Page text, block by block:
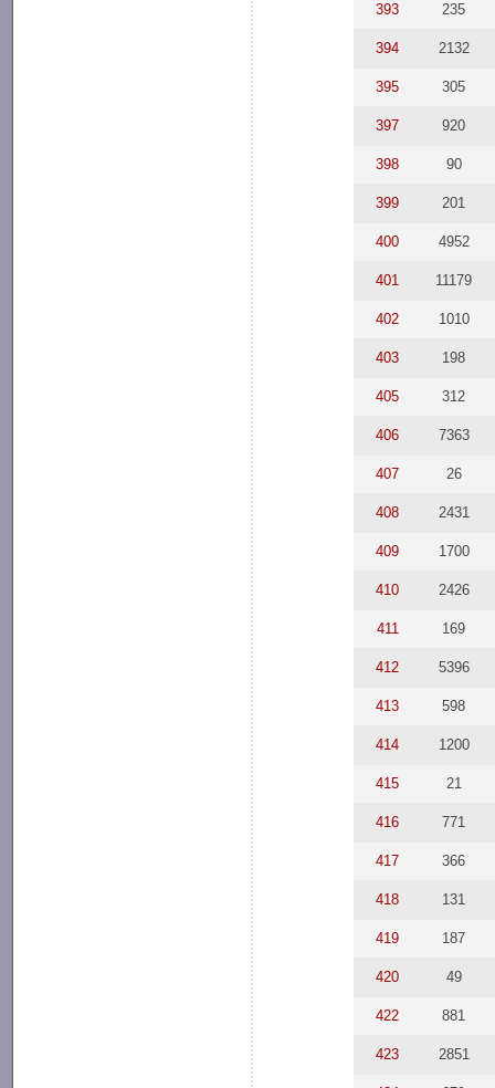
393 235
394 2132
395 305
397 920
398 90
399 201
400 4952
401 11179
402 1010
403 198
405 312
406 7363
407 26
408 2431
409 1700
410 2426
411 169
412 5396
413 598
414 1200
415 21
416 771
417 366
418 131
419 187
420 49
422 881
423 2851